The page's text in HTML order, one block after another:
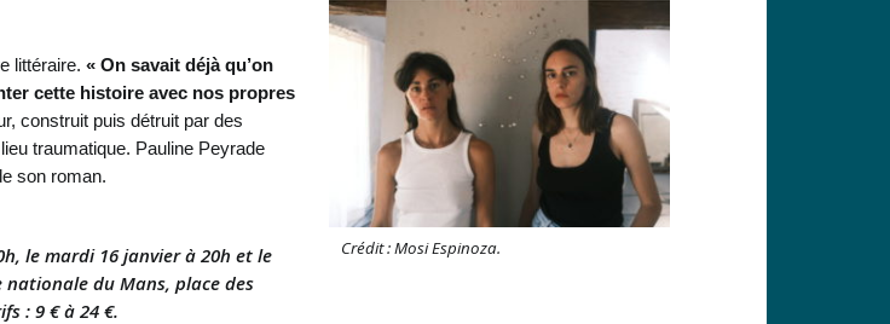
Crédit : Mosi Espinoza.
littéraire. « On savait déjà qu’on
cette histoire avec nos propres
construit puis détruit par des
traumatique. Pauline Peyrade
son roman.
le mardi 16 janvier à 20h et le
nationale du Mans, place des
: 9 € à 24 €.